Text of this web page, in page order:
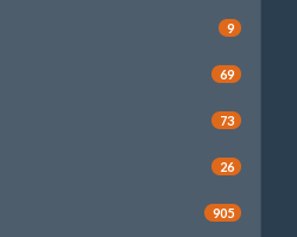
9
69
73
26
905